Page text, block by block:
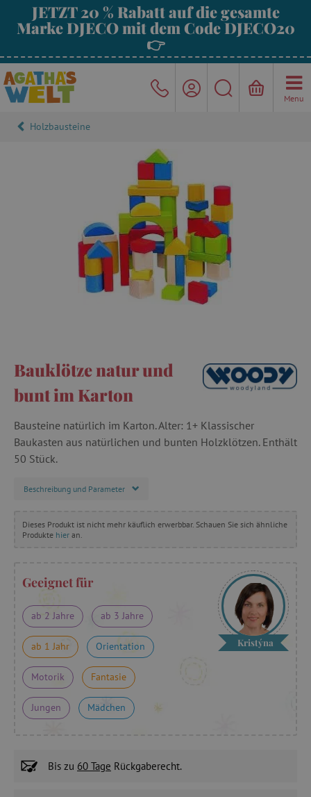
JETZT 20 % Rabatt auf die gesamte
Marke DJECO mit dem Code DJECO20
👉
Menu
Holzbausteine
Bauklötze natur und
bunt im Karton
Bausteine natürlich im Karton. Alter: 1+ Klassischer
Baukasten aus natürlichen und bunten Holzklötzen. Enthält
50 Stück.
Beschreibung und Parameter
Dieses Produkt ist nicht mehr käuflich erwerbbar. Schauen Sie sich ähnliche
Produkte hier an.
Geeignet für
ab 2 Jahre ab 3 Jahre
ab 1 Jahr Orientation
Motorik Fantasie
Jungen Mädchen
Kristýna
Bis zu 60 Tage Rückgaberecht.